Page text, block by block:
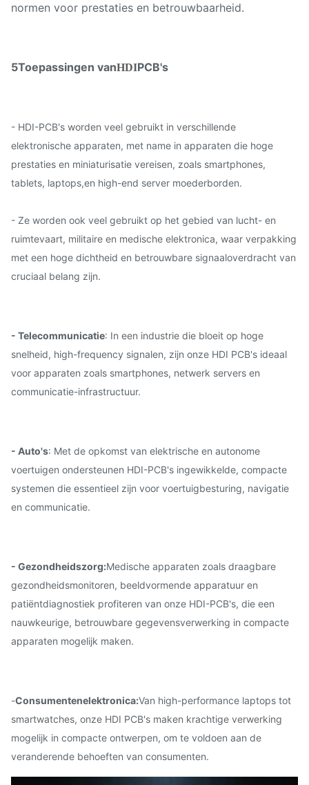
normen voor prestaties en betrouwbaarheid.
5Toepassingen vanHDIPCB's
- HDI-PCB's worden veel gebruikt in verschillende
elektronische apparaten, met name in apparaten die hoge
prestaties en miniaturisatie vereisen, zoals smartphones,
tablets, laptops,en high-end server moederborden.
- Ze worden ook veel gebruikt op het gebied van lucht- en
ruimtevaart, militaire en medische elektronica, waar verpakking
met een hoge dichtheid en betrouwbare signaaloverdracht van
cruciaal belang zijn.
- Telecommunicatie: In een industrie die bloeit op hoge
snelheid, high-frequency signalen, zijn onze HDI PCB's ideaal
voor apparaten zoals smartphones, netwerk servers en
communicatie-infrastructuur.
- Auto's: Met de opkomst van elektrische en autonome
voertuigen ondersteunen HDI-PCB's ingewikkelde, compacte
systemen die essentieel zijn voor voertuigbesturing, navigatie
en communicatie.
- Gezondheidszorg:Medische apparaten zoals draagbare
gezondheidsmonitoren, beeldvormende apparatuur en
patiëntdiagnostiek profiteren van onze HDI-PCB's, die een
nauwkeurige, betrouwbare gegevensverwerking in compacte
apparaten mogelijk maken.
-Consumentenelektronica:Van high-performance laptops tot
smartwatches, onze HDI PCB's maken krachtige verwerking
mogelijk in compacte ontwerpen, om te voldoen aan de
veranderende behoeften van consumenten.